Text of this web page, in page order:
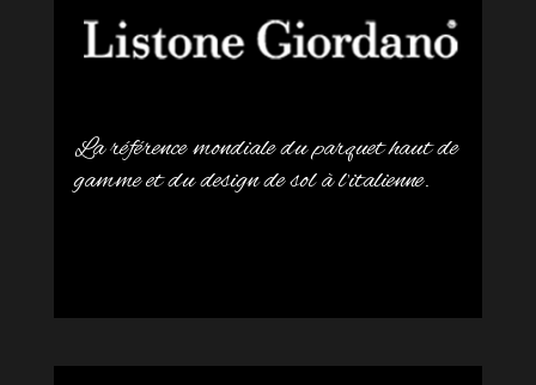
La référence mondiale du parquet haut de
gamme et du design de sol à l’italienne.